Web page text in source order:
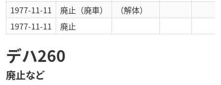
1977-11-11
廃止 （廃車）
（解体）
1977-11-11
廃止
デハ260
廃止など